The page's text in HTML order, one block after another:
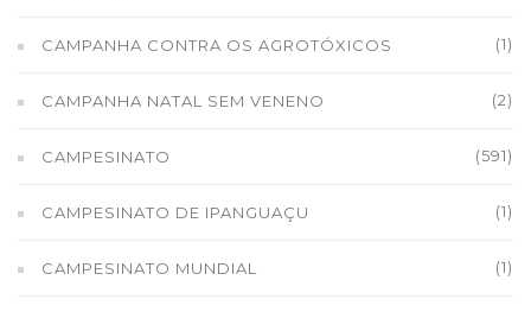
CAMPANHA CONTRA OS AGROTÓXICOS (1)
CAMPANHA NATAL SEM VENENO (2)
CAMPESINATO (591)
CAMPESINATO DE IPANGUAÇU (1)
CAMPESINATO MUNDIAL (1)